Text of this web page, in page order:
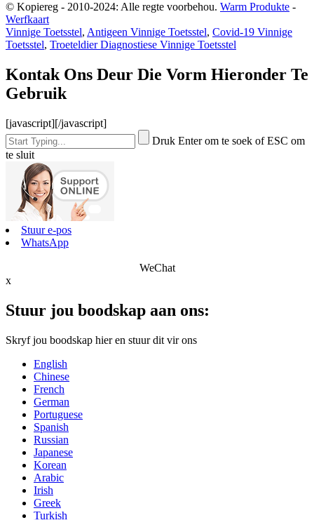
© Kopiereg - 2010-2024: Alle regte voorbehou. Warm Produkte -
Werfkaart
Vinnige Toetsstel, Antigeen Vinnige Toetsstel, Covid-19 Vinnige
Toetsstel, Troeteldier Diagnostiese Vinnige Toetsstel
Kontak Ons Deur Die Vorm Hieronder Te
Gebruik
[javascript][/javascript]
Druk Enter om te soek of ESC om
te sluit
Stuur e-pos
WhatsApp
WeChat
x
Stuur jou boodskap aan ons:
Skryf jou boodskap hier en stuur dit vir ons
English
Chinese
French
German
Portuguese
Spanish
Russian
Japanese
Korean
Arabic
Irish
Greek
Turkish